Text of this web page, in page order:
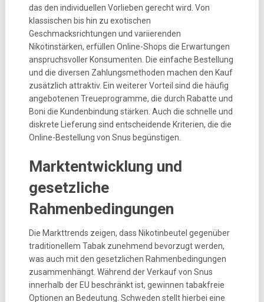
das den individuellen Vorlieben gerecht wird. Von
klassischen bis hin zu exotischen
Geschmacksrichtungen und variierenden
Nikotinstärken, erfüllen Online-Shops die Erwartungen
anspruchsvoller Konsumenten. Die einfache Bestellung
und die diversen Zahlungsmethoden machen den Kauf
zusätzlich attraktiv. Ein weiterer Vorteil sind die häufig
angebotenen Treueprogramme, die durch Rabatte und
Boni die Kundenbindung stärken. Auch die schnelle und
diskrete Lieferung sind entscheidende Kriterien, die die
Online-Bestellung von Snus begünstigen.
Marktentwicklung und
gesetzliche
Rahmenbedingungen
Die Markttrends zeigen, dass Nikotinbeutel gegenüber
traditionellem Tabak zunehmend bevorzugt werden,
was auch mit den gesetzlichen Rahmenbedingungen
zusammenhängt. Während der Verkauf von Snus
innerhalb der EU beschränkt ist, gewinnen tabakfreie
Optionen an Bedeutung. Schweden stellt hierbei eine